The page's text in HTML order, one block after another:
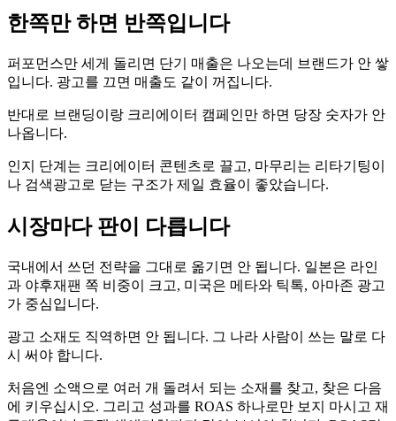
한쪽만 하면 반쪽입니다
퍼포먼스만 세게 돌리면 단기 매출은 나오는데 브랜드가 안 쌓
입니다. 광고를 끄면 매출도 같이 꺼집니다.
반대로 브랜딩이랑 크리에이터 캠페인만 하면 당장 숫자가 안
나옵니다.
인지 단계는 크리에이터 콘텐츠로 끌고, 마무리는 리타기팅이
나 검색광고로 닫는 구조가 제일 효율이 좋았습니다.
시장마다 판이 다릅니다
국내에서 쓰던 전략을 그대로 옮기면 안 됩니다. 일본은 라인
과 야후재팬 쪽 비중이 크고, 미국은 메타와 틱톡, 아마존 광고
가 중심입니다.
광고 소재도 직역하면 안 됩니다. 그 나라 사람이 쓰는 말로 다
시 써야 합니다.
처음엔 소액으로 여러 개 돌려서 되는 소재를 찾고, 찾은 다음
에 키우십시오. 그리고 성과를 ROAS 하나로만 보지 마시고 재